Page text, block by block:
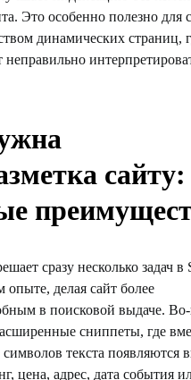
Это особенно полезно для
динамических страниц,
сайту:
сразу несколько задач в
опыте, делая сайт более
в поисковой выдаче.
сниппеты, где
текста появляются
цена, адрес, дата события